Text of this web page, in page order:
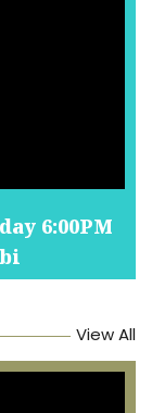
6:00PM
View All